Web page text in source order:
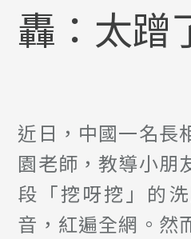
轟：太蹭
近日，中國一名長
園老師，教導小朋
段「挖呀挖」的
音，紅遍全網。然